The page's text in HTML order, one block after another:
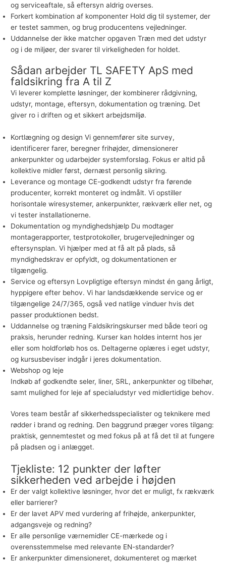
og serviceaftale, så eftersyn aldrig overses.
Forkert kombination af komponenter Hold dig til systemer, der
er testet sammen, og brug producentens vejledninger.
Uddannelse der ikke matcher opgaven Træn med det udstyr
og i de miljøer, der svarer til virkeligheden for holdet.
Sådan arbejder TL SAFETY ApS med
faldsikring fra A til Z
Vi leverer komplette løsninger, der kombinerer rådgivning,
udstyr, montage, eftersyn, dokumentation og træning. Det
giver ro i driften og et sikkert arbejdsmiljø.
Kortlægning og design Vi gennemfører site survey,
identificerer farer, beregner frihøjder, dimensionerer
ankerpunkter og udarbejder systemforslag. Fokus er altid på
kollektive midler først, dernæst personlig sikring.
Leverance og montage CE-godkendt udstyr fra førende
producenter, korrekt monteret og indmålt. Vi opstiller
horisontale wiresystemer, ankerpunkter, rækværk eller net, og
vi tester installationerne.
Dokumentation og myndighedshjælp Du modtager
montagerapporter, testprotokoller, brugervejledninger og
eftersynsplan. Vi hjælper med at få alt på plads, så
myndighedskrav er opfyldt, og dokumentationen er
tilgængelig.
Service og eftersyn Lovpligtige eftersyn mindst én gang årligt,
hyppigere efter behov. Vi har landsdækkende service og er
tilgængelige 24/7/365, også ved natlige vinduer hvis det
passer produktionen bedst.
Uddannelse og træning Faldsikringskurser med både teori og
praksis, herunder redning. Kurser kan holdes internt hos jer
eller som holdforløb hos os. Deltagerne oplæres i eget udstyr,
og kursusbeviser indgår i jeres dokumentation.
Webshop og leje
Indkøb af godkendte seler, liner, SRL, ankerpunkter og tilbehør,
samt mulighed for leje af specialudstyr ved midlertidige behov.
Vores team består af sikkerhedsspecialister og teknikere med
rødder i brand og redning. Den baggrund præger vores tilgang:
praktisk, gennemtestet og med fokus på at få det til at fungere
på pladsen og i anlægget.
Tjekliste: 12 punkter der løfter
sikkerheden ved arbejde i højden
Er der valgt kollektive løsninger, hvor det er muligt, fx rækværk
eller barrierer?
Er der lavet APV med vurdering af frihøjde, ankerpunkter,
adgangsveje og redning?
Er alle personlige værnemidler CE-mærkede og i
overensstemmelse med relevante EN-standarder?
Er ankerpunkter dimensioneret, dokumenteret og mærket